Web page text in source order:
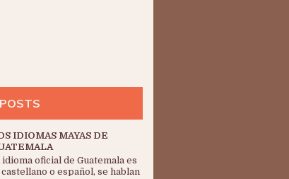
IDIOMAS MAYAS DE
idioma oficial de Guatemala es
o español, se hablan